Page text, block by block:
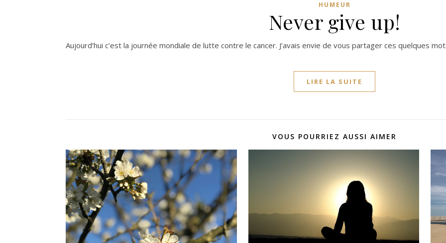
HUMEUR
Never give up!
Aujourd’hui c’est la journée mondiale de lutte contre le cancer. J’avais envie de vous partager ces quelques
LIRE LA SUITE
VOUS POURRIEZ AUSSI AIMER